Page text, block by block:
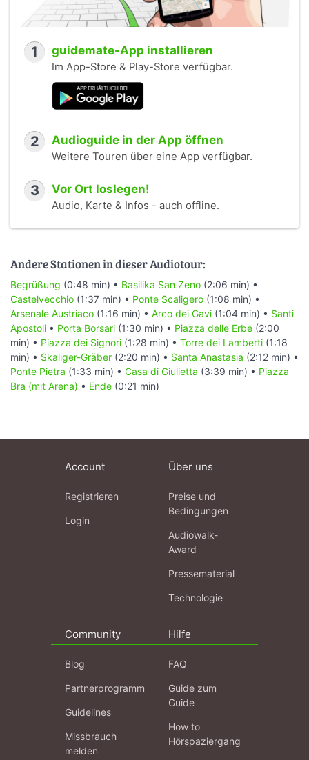
1 guidemate-App installieren
Im App-Store & Play-Store verfügbar.
2 Audioguide in der App öffnen
Weitere Touren über eine App verfügbar.
3 Vor Ort loslegen!
Audio, Karte & Infos - auch offline.
Andere Stationen in dieser Audiotour:
Begrüßung (0:48 min) • Basilika San Zeno (2:06 min) •
Castelvecchio (1:37 min) • Ponte Scaligero (1:08 min) •
Arsenale Austriaco (1:16 min) • Arco dei Gavi (1:04 min) • Santi
Apostoli • Porta Borsari (1:30 min) • Piazza delle Erbe (2:00
min) • Piazza dei Signori (1:28 min) • Torre dei Lamberti (1:18
min) • Skaliger-Gräber (2:20 min) • Santa Anastasia (2:12 min) •
Ponte Pietra (1:33 min) • Casa di Giulietta (3:39 min) • Piazza
Bra (mit Arena) • Ende (0:21 min)
Account
Registrieren
Login
Über uns
Preise und
Bedingungen
Audiowalk-
Award
Pressematerial
Technologie
Community
Blog
Partnerprogramm
Guidelines
Missbrauch
melden
Hilfe
FAQ
Guide zum
Guide
How to
Hörspaziergang